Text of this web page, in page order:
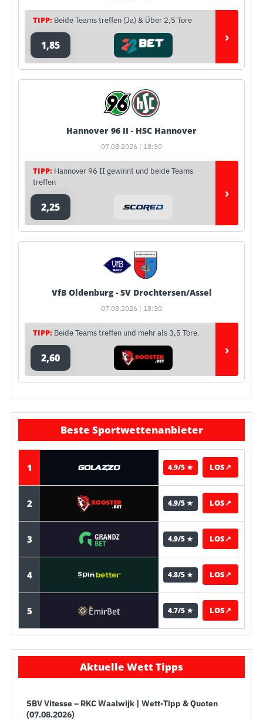
TIPP: Beide Teams treffen (Ja) & Über 2,5 Tore
1,85 ›
Hannover 96 II - HSC Hannover
07.08.2026 | 18:30
TIPP: Hannover 96 II gewinnt und beide Teams
treffen
2,25
›
VfB Oldenburg - SV Drochtersen/Assel
07.08.2026 | 18:30
TIPP: Beide Teams treffen und mehr als 3,5 Tore.
2,60 ›
Beste Sportwettenanbieter
1 4.9/5 ★ LOS↗
2 4.9/5 ★ LOS↗
3 4.9/5 ★ LOS↗
4 4.8/5 ★ LOS↗
5 4.7/5 ★ LOS↗
Aktuelle Wett Tipps
SBV Vitesse – RKC Waalwijk | Wett-Tipp & Quoten
(07.08.2026)